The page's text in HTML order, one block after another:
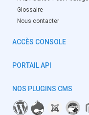
Glossaire
Nous contacter
ACCÈS CONSOLE
PORTAIL API
NOS PLUGINS CMS